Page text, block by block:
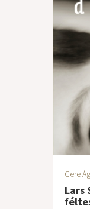
Gere
Lars